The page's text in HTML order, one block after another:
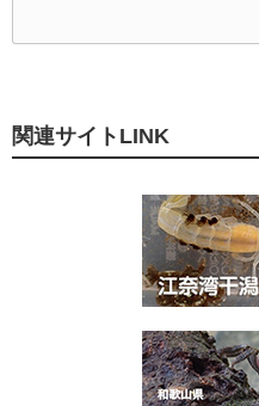
関連サイトLINK